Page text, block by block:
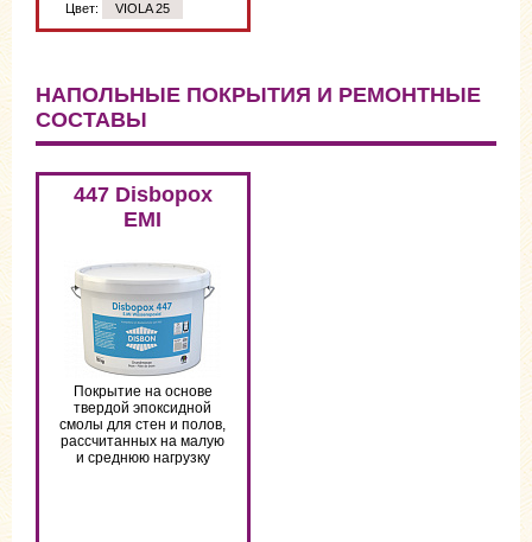
Цвет: VIOLA 25
НАПОЛЬНЫЕ ПОКРЫТИЯ И РЕМОНТНЫЕ
СОСТАВЫ
447 Disbopox
EMI
Покрытие на основе
твердой эпоксидной
смолы для стен и полов,
рассчитанных на малую
и среднюю нагрузку